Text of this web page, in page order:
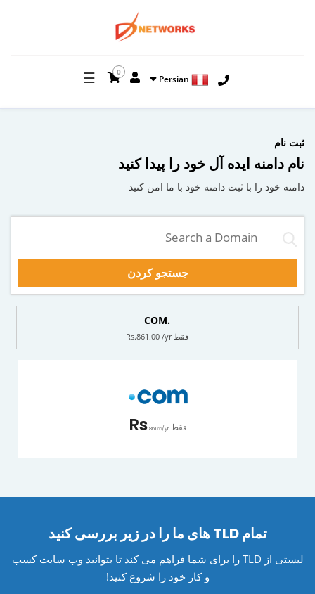
0
☰
ثبت نام
نام دامنه ایده آل خود را پیدا کنید
دامنه خود را با ثبت دامنه خود با ما امن کنید
.COM
فقط Rs.861.00 /yr
فقط Rs.861.00/yr
تمام TLD های ما را در زیر بررسی کنید
لیستی از TLD را برای شما فراهم می کند تا بتوانید وب سایت کسب
و کار خود را شروع کنید!